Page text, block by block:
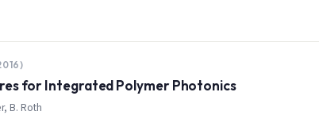
for Integrated Polymer Photonics
B. Roth